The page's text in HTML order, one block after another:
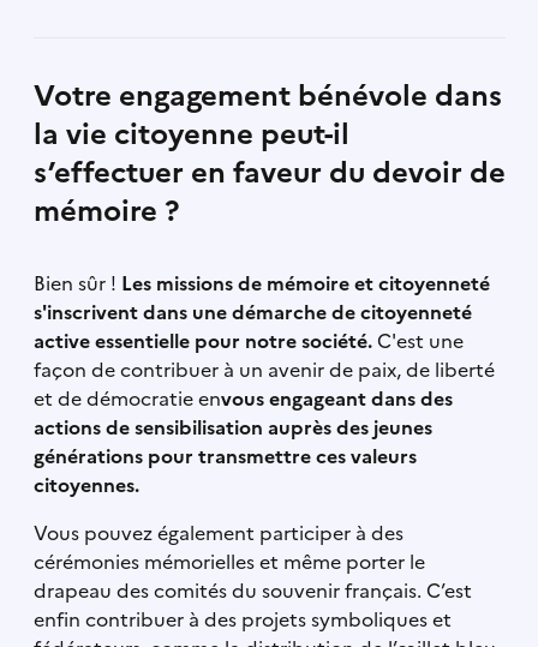
Votre engagement bénévole dans
la vie citoyenne peut-il
s’effectuer en faveur du devoir de
mémoire ?
Bien sûr ! Les missions de mémoire et citoyenneté
s'inscrivent dans une démarche de citoyenneté
active essentielle pour notre société.C'est une
façon de contribuer à un avenir de paix, de liberté
et de démocratie envous engageant dans des
actions de sensibilisation auprès des jeunes
générations pour transmettre ces valeurs
citoyennes.
Vous pouvez également participer à des
cérémonies mémorielles et même porter le
drapeau des comités du souvenir français. C’est
enfin contribuer à des projets symboliques et